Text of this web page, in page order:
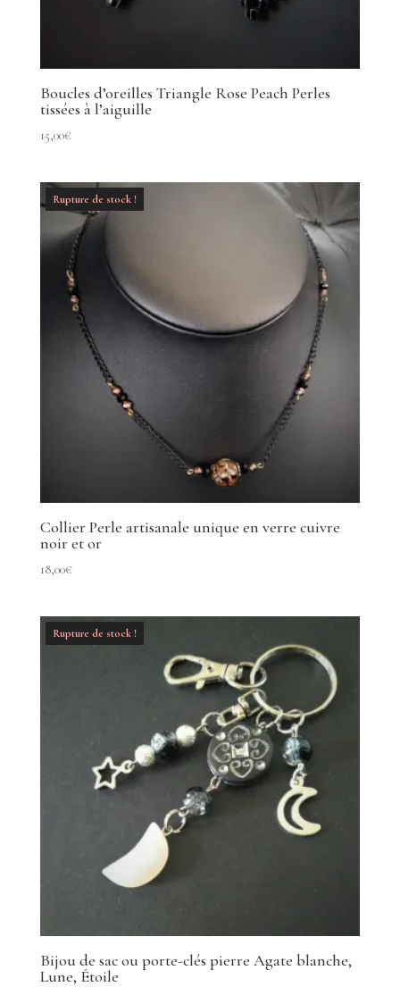
Boucles d’oreilles Triangle Rose Peach Perles
tissées à l’aiguille
15,00€
Rupture de stock !
Collier Perle artisanale unique en verre cuivre
noir et or
18,00€
Rupture de stock !
Bijou de sac ou porte-clés pierre Agate blanche,
Lune, Étoile